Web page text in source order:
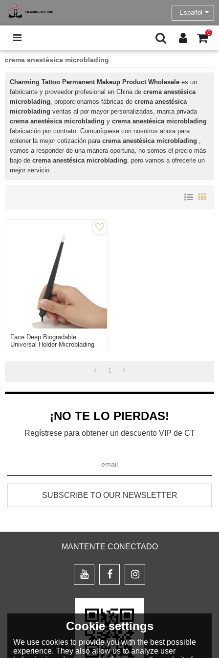
Español
0
crema anestésica microblading
Charming Tattoo Permanent Makeup Product Wholesale es un
fabricante y proveedor profesional en China de crema anestésica
microblading, proporcionamos fábricas de crema anestésica
microblading ventas al por mayor personalizadas, marca privada
crema anestésica microblading y crema anestésica microblading
fabricación por contrato. Comuníquese con nosotros ahora para
obtener la mejor cotización para crema anestésica microblading ,
vamos a responder de una manera oportuna, no somos el precio más
bajo de crema anestésica microblading, pero vamos a ofrecerle un
mejor servicio.
Face Deep Biogradable
Universal Holder Microblading
1
¡NO TE LO PIERDAS!
Regístrese para obtener un descuento VIP de CT
MANTENTE CONECTADO
Cookie settings
We use cookies to provide you with the best possible
experience. They also allow us to analyze user